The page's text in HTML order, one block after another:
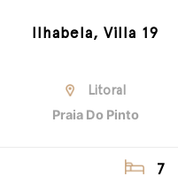
Ilhabela, Villa 19
Litoral
Praia Do Pinto
7